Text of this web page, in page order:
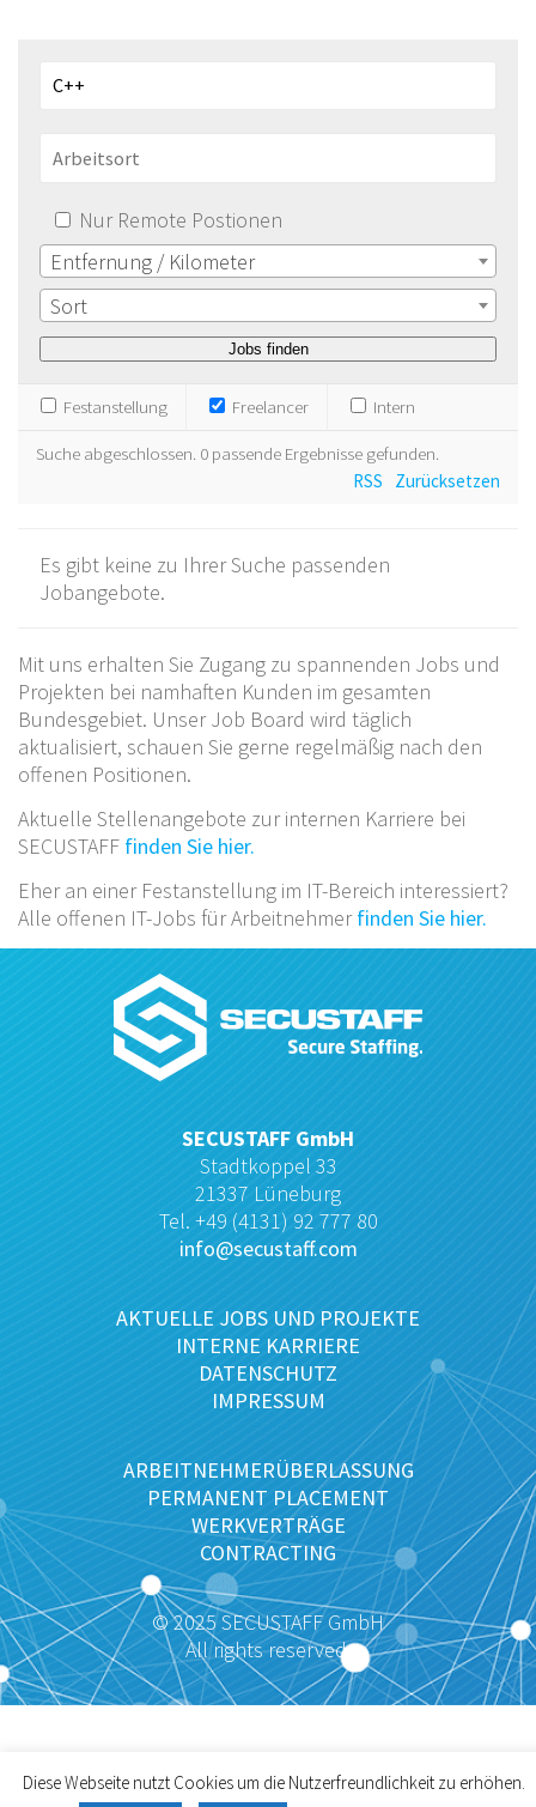
Nur Remote Postionen
Entfernung / Kilometer
Sort
Festanstellung Freelancer Intern
Suche abgeschlossen. 0 passende Ergebnisse gefunden.
Zurücksetzen
RSS
Es gibt keine zu Ihrer Suche passenden
Jobangebote.
Mit uns erhalten Sie Zugang zu spannenden Jobs und
Projekten bei namhaften Kunden im gesamten
Bundesgebiet. Unser Job Board wird täglich
aktualisiert, schauen Sie gerne regelmäßig nach den
offenen Positionen.
Aktuelle Stellenangebote zur internen Karriere bei
SECUSTAFF finden Sie hier.
Eher an einer Festanstellung im IT-Bereich interessiert?
Alle offenen IT-Jobs für Arbeitnehmerfinden Sie hier.
Diese Webseite nutzt Cookies um die Nutzerfreundlichkeit zu erhöhen.
SECUSTAFF GmbH
Stadtkoppel 33
21337 Lüneburg
Tel. +49 (4131) 92 777 80
info@secustaff.com
AKTUELLE JOBS UND PROJEKTE
INTERNE KARRIERE
DATENSCHUTZ
IMPRESSUM
ARBEITNEHMERÜBERLASSUNG
PERMANENT PLACEMENT
WERKVERTRÄGE
CONTRACTING
© 2025 SECUSTAFF GmbH
All rights reserved.